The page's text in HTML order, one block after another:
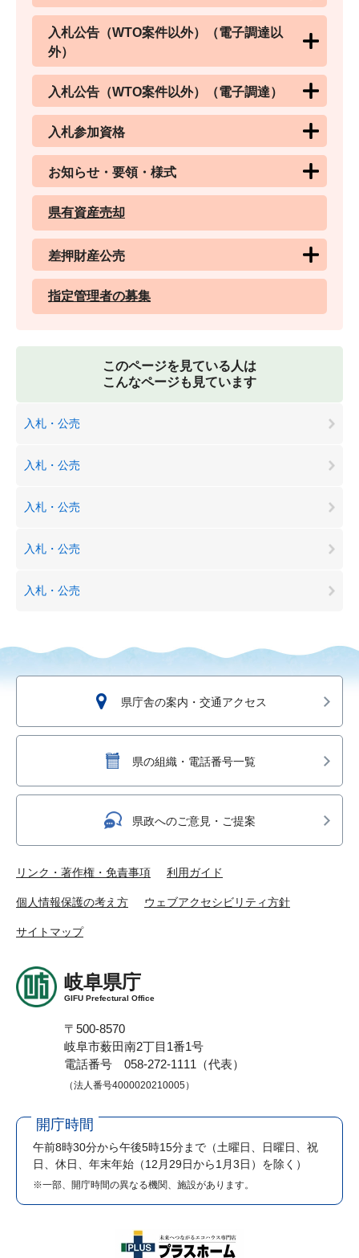
入札公告（WTO案件以外）（電子調達以
外）
入札公告（WTO案件以外）（電子調達）
入札参加資格
お知らせ・要領・様式
県有資産売却
差押財産公売
指定管理者の募集
このページを見ている人は
こんなページも見ています
入札・公売
入札・公売
入札・公売
入札・公売
入札・公売
県庁舎の案内・交通アクセス
県の組織・電話番号一覧
県政へのご意見・ご提案
リンク・著作権・免責事項 利用ガイド
個人情報保護の考え方 ウェブアクセシビリティ方針
サイトマップ
岐阜県庁
GIFU Prefectural Office
〒500-8570
岐阜市薮田南2丁目1番1号
電話番号 058-272-1111（代表）
（法人番号4000020210005）
開庁時間
午前8時30分から午後5時15分まで （土曜日、日曜日、祝
日、休日、年末年始（12月29日から1月3日）を除く）
※一部、開庁時間の異なる機関、施設があります。